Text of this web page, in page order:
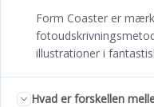
Form Coaster er
illustrationer i
Hvad er forskellen